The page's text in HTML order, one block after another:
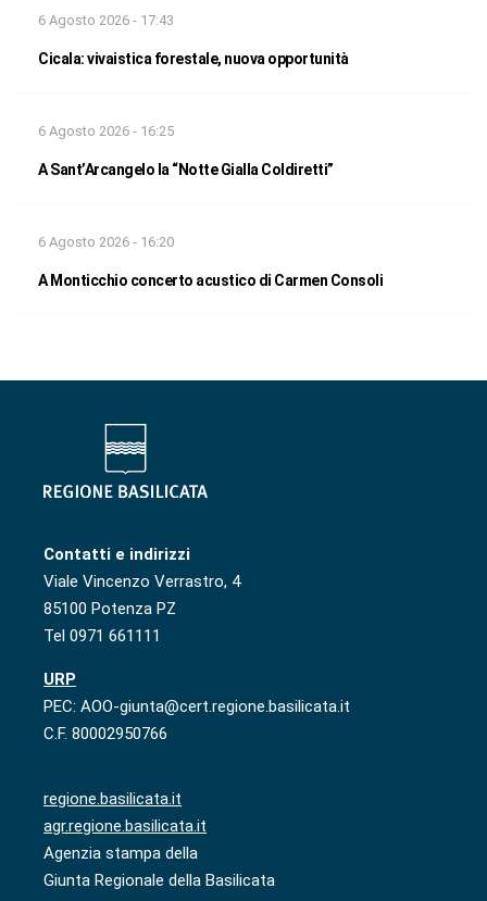
6 Agosto 2026 - 17:43
Cicala: vivaistica forestale, nuova opportunità
6 Agosto 2026 - 16:25
A Sant’Arcangelo la “Notte Gialla Coldiretti”
6 Agosto 2026 - 16:20
A Monticchio concerto acustico di Carmen Consoli
Contatti e indirizzi
Viale Vincenzo Verrastro, 4
85100 Potenza PZ
Tel 0971 661111
URP
PEC: AOO-giunta@cert.regione.basilicata.it
C.F. 80002950766
regione.basilicata.it
agr.regione.basilicata.it
Agenzia stampa della
Giunta Regionale della Basilicata